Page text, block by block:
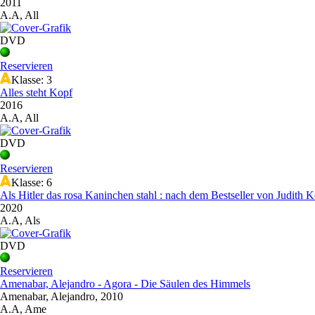
2011
A.A, All
DVD
Reservieren
Klasse: 3
Alles steht Kopf
2016
A.A, All
DVD
Reservieren
Klasse: 6
Als Hitler das rosa Kaninchen stahl : nach dem Bestseller von Judith
2020
A.A, Als
DVD
Reservieren
Amenabar, Alejandro - Agora - Die Säulen des Himmels
Amenabar, Alejandro, 2010
A.A, Ame